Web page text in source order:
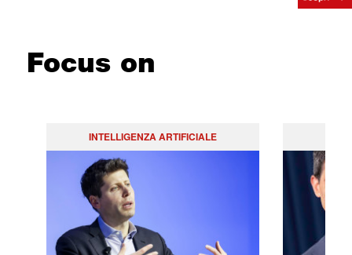
Focus on
INTELLIGENZA ARTIFICIALE